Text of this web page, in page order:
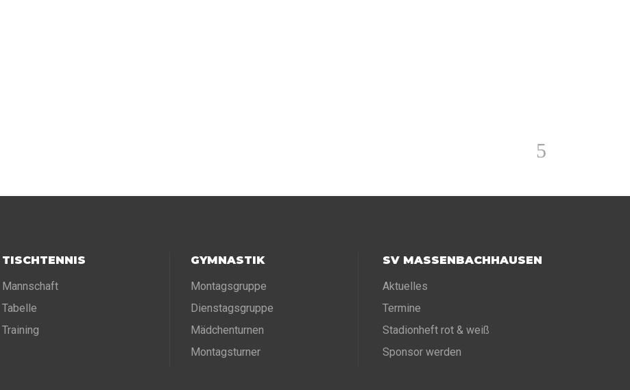
TISCHTENNIS
Mannschaft
Tabelle
Training
GYMNASTIK
Montagsgruppe
Dienstagsgruppe
Mädchenturnen
Montagsturner
SV MASSENBACHHAUSEN
Aktuelles
Termine
Stadionheft rot & weiß
Sponsor werden